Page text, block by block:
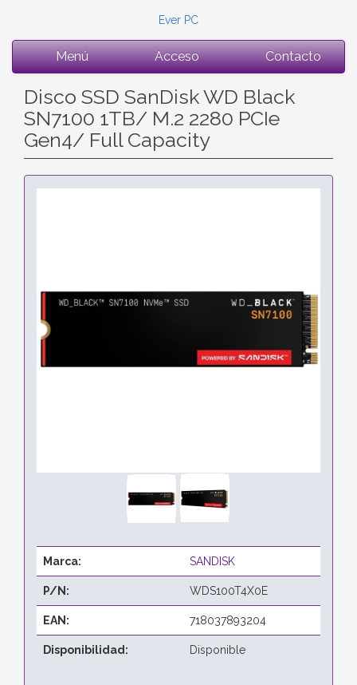
Ever PC
Menú Acceso Contacto
Disco SSD SanDisk WD Black
SN7100 1TB/ M.2 2280 PCIe
Gen4/ Full Capacity
Marca: SANDISK
P/N: WDS100T4X0E
EAN: 718037893204
Disponibilidad: Disponible